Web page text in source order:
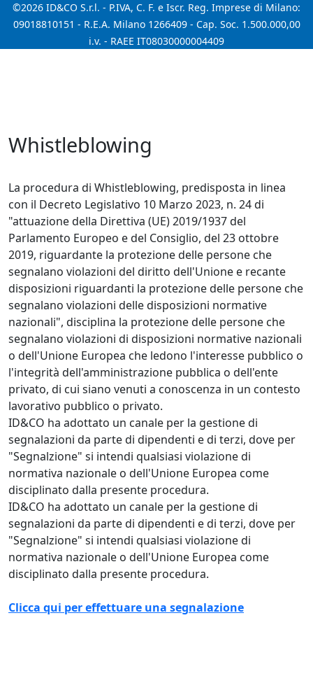
©2026 ID&CO S.r.l. - P.IVA, C. F. e Iscr. Reg. Imprese di Milano:
09018810151 - R.E.A. Milano 1266409 - Cap. Soc. 1.500.000,00
i.v. - RAEE IT08030000004409
Whistleblowing
La procedura di Whistleblowing, predisposta in linea
con il Decreto Legislativo 10 Marzo 2023, n. 24 di
"attuazione della Direttiva (UE) 2019/1937 del
Parlamento Europeo e del Consiglio, del 23 ottobre
2019, riguardante la protezione delle persone che
segnalano violazioni del diritto dell'Unione e recante
disposizioni riguardanti la protezione delle persone che
segnalano violazioni delle disposizioni normative
nazionali", disciplina la protezione delle persone che
segnalano violazioni di disposizioni normative nazionali
o dell'Unione Europea che ledono l'interesse pubblico o
l'integrità dell'amministrazione pubblica o dell'ente
privato, di cui siano venuti a conoscenza in un contesto
lavorativo pubblico o privato.
ID&CO ha adottato un canale per la gestione di
segnalazioni da parte di dipendenti e di terzi, dove per
"Segnalzione" si intendi qualsiasi violazione di
normativa nazionale o dell'Unione Europea come
disciplinato dalla presente procedura.
ID&CO ha adottato un canale per la gestione di
segnalazioni da parte di dipendenti e di terzi, dove per
"Segnalzione" si intendi qualsiasi violazione di
normativa nazionale o dell'Unione Europea come
disciplinato dalla presente procedura.
Clicca qui per effettuare una segnalazione